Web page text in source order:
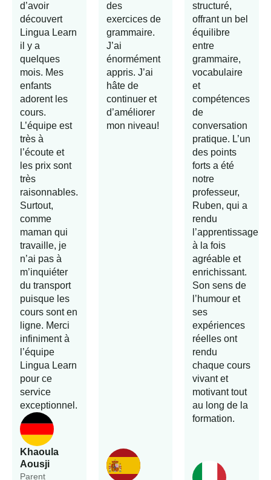
Khaoula
Aousji
Parent
d’avoir
découvert
Lingua Learn
il y a
quelques
mois. Mes
enfants
adorent les
cours.
L’équipe est
très à
l’écoute et
les prix sont
très
raisonnables.
Surtout,
comme
maman qui
travaille, je
n’ai pas à
m’inquiéter
du transport
puisque les
cours sont en
ligne. Merci
infiniment à
l’équipe
Lingua Learn
pour ce
service
exceptionnel.
des
exercices de
grammaire.
J’ai
énormément
appris. J’ai
hâte de
continuer et
d’améliorer
mon niveau!
structuré,
offrant un bel
équilibre
entre
grammaire,
vocabulaire
et
compétences
de
conversation
pratique. L’un
des points
forts a été
notre
professeur,
Ruben, qui a
rendu
l’apprentissage
à la fois
agréable et
enrichissant.
Son sens de
l’humour et
ses
expériences
réelles ont
rendu
chaque cours
vivant et
motivant tout
au long de la
formation.